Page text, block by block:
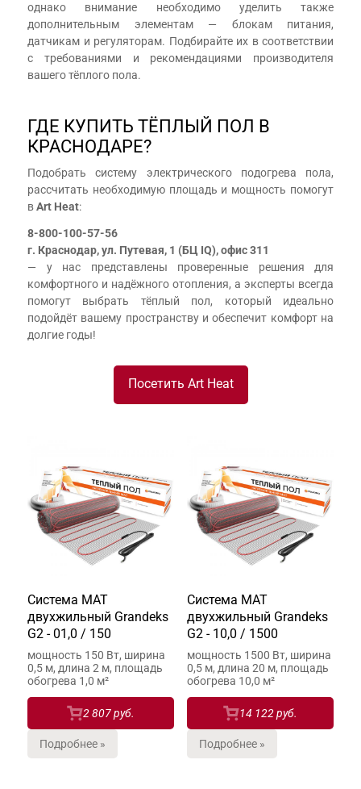
однако внимание необходимо уделить также
дополнительным элементам — блокам питания,
датчикам и регуляторам. Подбирайте их в соответствии
с требованиями и рекомендациями производителя
вашего тёплого пола.
ГДЕ КУПИТЬ ТЁПЛЫЙ ПОЛ В
КРАСНОДАРЕ?
Подобрать систему электрического подогрева пола,
рассчитать необходимую площадь и мощность помогут
вArt Heat:
8-800-100-57-56
г. Краснодар, ул. Путевая, 1 (БЦ IQ), офис 311
— у нас представлены проверенные решения для
комфортного и надёжного отопления, а эксперты всегда
помогут выбрать тёплый пол, который идеально
подойдёт вашему пространству и обеспечит комфорт на
долгие годы!
Посетить Art Heat
Система МАТ
двухжильный Grandeks
G2 - 01,0 / 150
мощность 150 Вт, ширина
0,5 м, длина 2 м, площадь
обогрева 1,0 м²
2 807 руб.
Подробнее »
Система МАТ
двухжильный Grandeks
G2 - 10,0 / 1500
мощность 1500 Вт, ширина
0,5 м, длина 20 м, площадь
обогрева 10,0 м²
14 122 руб.
Подробнее »